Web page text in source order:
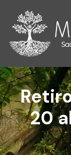
20